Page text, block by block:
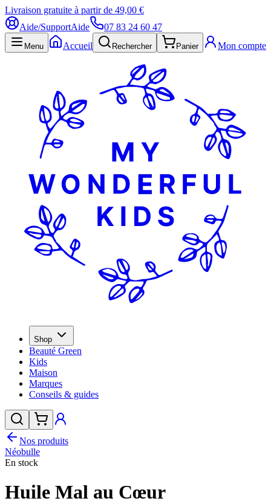
Livraison gratuite à partir de 49,00 €
Aide/SupportAide 07 83 24 60 47
Menu Accueil Rechercher Panier Mon compte
Shop
Beauté Green
Kids
Maison
Marques
Conseils & guides
Nos produits
Néobulle
En stock
Huile Mal au Cœur